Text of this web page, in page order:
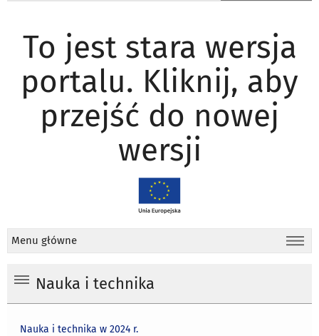
To jest stara wersja
portalu. Kliknij, aby
przejść do nowej
wersji
Menu główne
Nauka i technika
Nauka i technika w 2024 r.